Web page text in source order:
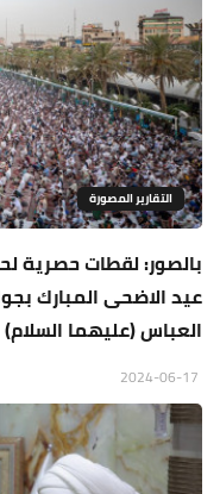
التقارير المصورة
بالصور: لقطات حصرية
عيد الاضحى المبارك
العباس (عليهما السلام)